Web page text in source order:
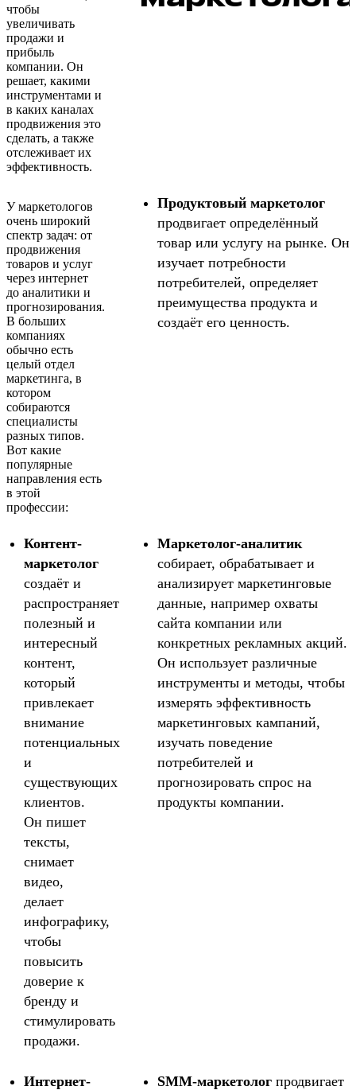
чтобы
увеличивать
продажи и
прибыль
компании. Он
решает, какими
инструментами и
в каких каналах
продвижения это
сделать, а также
отслеживает их
эффективность.
У маркетологов
очень широкий
спектр задач: от
продвижения
товаров и услуг
через интернет
до аналитики и
прогнозирования.
В больших
компаниях
обычно есть
целый отдел
маркетинга, в
котором
собираются
специалисты
разных типов.
Вот какие
популярные
направления есть
в этой
профессии:
Продуктовый маркетолог
продвигает определённый
товар или услугу на рынке. Он
изучает потребности
потребителей, определяет
преимущества продукта и
создаёт его ценность.
Контент-
маркетолог
создаёт и
распространяет
полезный и
интересный
контент,
который
привлекает
внимание
потенциальных
и
существующих
клиентов.
Он пишет
тексты,
снимает
видео,
делает
инфографику,
чтобы
повысить
доверие к
бренду и
стимулировать
продажи.
Маркетолог-аналитик
собирает, обрабатывает и
анализирует маркетинговые
данные, например охваты
сайта компании или
конкретных рекламных акций.
Он использует различные
инструменты и методы, чтобы
измерять эффективность
маркетинговых кампаний,
изучать поведение
потребителей и
прогнозировать спрос на
продукты компании.
Интернет-
SMM-маркетолог продвигает